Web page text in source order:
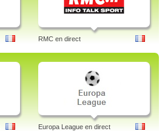
RMC en direct
Europa League en direct